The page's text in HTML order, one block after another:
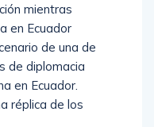
mientras
en Ecuador
de una de
de diplomacia
en Ecuador.
réplica de los